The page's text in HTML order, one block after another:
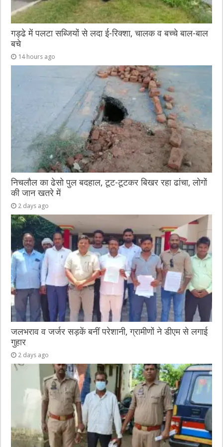
गड्ढे में पलटा सब्जियों से लदा ई-रिक्शा, चालक व बच्चे बाल-बाल
बचे
14 hours ago
निचलौल का ढेसो पुल बदहाल, टूट-टूटकर बिखर रहा ढांचा, लोगों
की जान खतरे में
2 days ago
जलभराव व जर्जर सड़कें बनीं परेशानी, ग्रामीणों ने डीएम से लगाई
गुहार
2 days ago